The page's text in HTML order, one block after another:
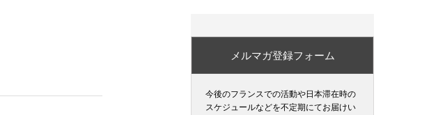
メルマガ登録フォーム
今後のフランスでの活動や日本滞在時の
スケジュールなどを不定期にてお届けい